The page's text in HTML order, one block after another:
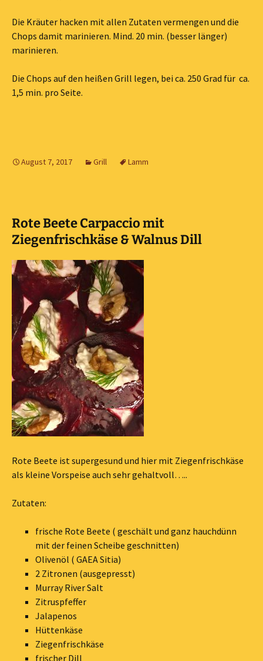
Die Kräuter hacken mit allen Zutaten vermengen und die
Chops damit marinieren. Mind. 20 min. (besser länger)
marinieren.
Die Chops auf den heißen Grill legen, bei ca. 250 Grad für ca.
1,5 min. pro Seite.
August 7, 2017 Grill Lamm
Rote Beete Carpaccio mit
Ziegenfrischkäse & Walnus Dill
Rote Beete ist supergesund und hier mit Ziegenfrischkäse
als kleine Vorspeise auch sehr gehaltvoll…..
Zutaten:
frische Rote Beete ( geschält und ganz hauchdünn
mit der feinen Scheibe geschnitten)
Olivenöl ( GAEA Sitia)
2 Zitronen (ausgepresst)
Murray River Salt
Zitruspfeffer
Jalapenos
Hüttenkäse
Ziegenfrischkäse
frischer Dill